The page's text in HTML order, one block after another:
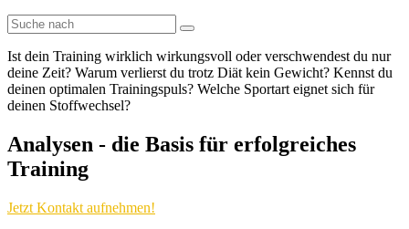
Ist dein Training wirklich wirkungsvoll oderverschwendest du nur
deine Zeit? Warum verlierst du trotz Diät kein Gewicht? Kennst du
deinen optimalen Trainingspuls? Welche Sportart eignet sich für
deinen Stoffwechsel?
Analysen - die Basis für erfolgreiches
Training
Jetzt Kontakt aufnehmen!